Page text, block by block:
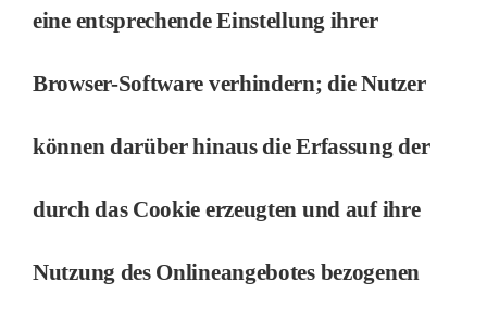
eine entsprechende Einstellung ihrer
Browser-Software verhindern; die Nutzer
können darüber hinaus die Erfassung der
durch das Cookie erzeugten und auf ihre
Nutzung des Onlineangebotes bezogenen